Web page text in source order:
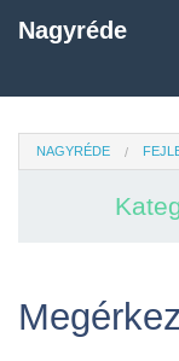
Nagyréde
NAGYRÉDE